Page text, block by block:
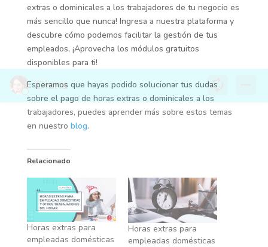
extras o dominicales a los trabajadores de tu negocio es
más sencillo que nunca! Ingresa a nuestra plataforma y
descubre cómo podemos facilitar la gestión de tus
empleados, ¡Aprovecha los módulos gratuitos
disponibles para ti!
Esperamos que hayas podido solucionar tus dudas
sobre el pago de horas extras o dominicales a los
trabajadores, puedes aprender más sobre estos temas
en nuestro blog.
Relacionado
Horas extras para
empleadas domésticas
Horas extras para
empleadas domésticas